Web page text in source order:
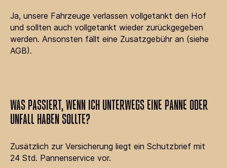
Ja, unsere Fahrzeuge verlassen vollgetankt den Hof
und sollten auch vollgetankt wieder zurückgegeben
werden. Ansonsten fällt eine Zusatzgebühr an (siehe
AGB).
WAS PASSIERT, WENN ICH UNTERWEGS EINE PANNE ODER
UNFALL HABEN SOLLTE?
Zusätzlich zur Versicherung liegt ein Schutzbrief mit
24 Std. Pannenservice vor.